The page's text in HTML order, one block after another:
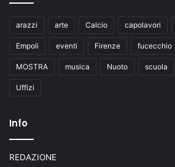
arazzi arte Calcio capolavori
Empoli eventi Firenze fucecchio
MOSTRA musica Nuoto scuola
Uffizi
Info
REDAZIONE